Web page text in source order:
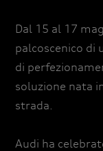
Dal 15 al 17
palcoscenico di
di
soluzione nata
strada.
Audi ha